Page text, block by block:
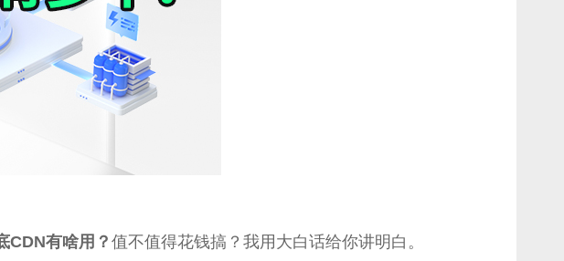
CDN有啥用？ 值不值得花钱搞？我用大白话给你讲明白。